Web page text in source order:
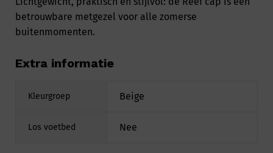
betrouwbare metgezel voor alle zomerse
buitenmomenten.
Extra informatie
Kleurgroep Beige
Los voetbed Nee